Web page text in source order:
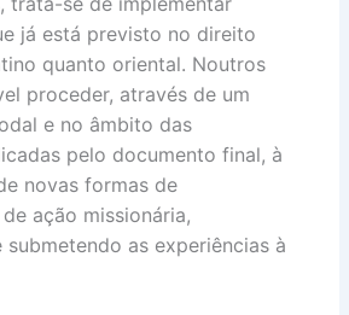
já está previsto no direito
quanto oriental. Noutros
proceder, através de um
e no âmbito das
pelo documento final, à
novas formas de
ação missionária,
as experiências à